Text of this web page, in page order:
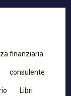
finanziaria
consulente
Libri